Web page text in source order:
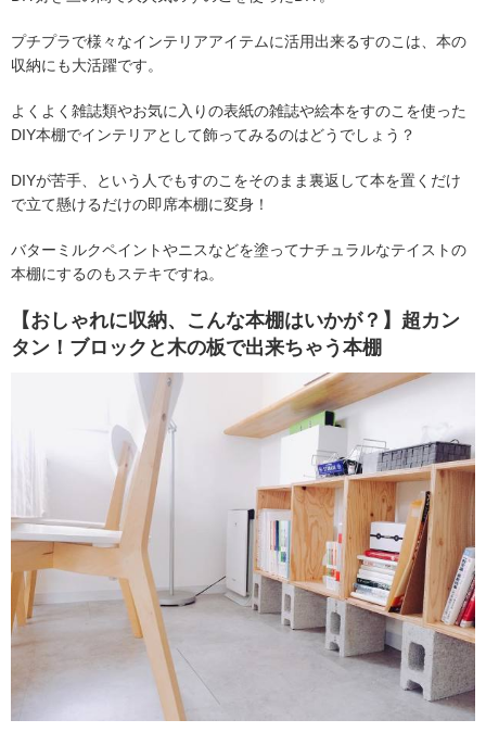
プチプラで様々なインテリアアイテムに活用出来るすのこは、本の
収納にも大活躍です。
よくよく雑誌類やお気に入りの表紙の雑誌や絵本をすのこを使った
DIY本棚でインテリアとして飾ってみるのはどうでしょう？
DIYが苦手、という人でもすのこをそのまま裏返して本を置くだけ
で立て懸けるだけの即席本棚に変身！
バターミルクペイントやニスなどを塗ってナチュラルなテイストの
本棚にするのもステキですね。
【おしゃれに収納、こんな本棚はいかが？】超カン
タン！ブロックと木の板で出来ちゃう本棚